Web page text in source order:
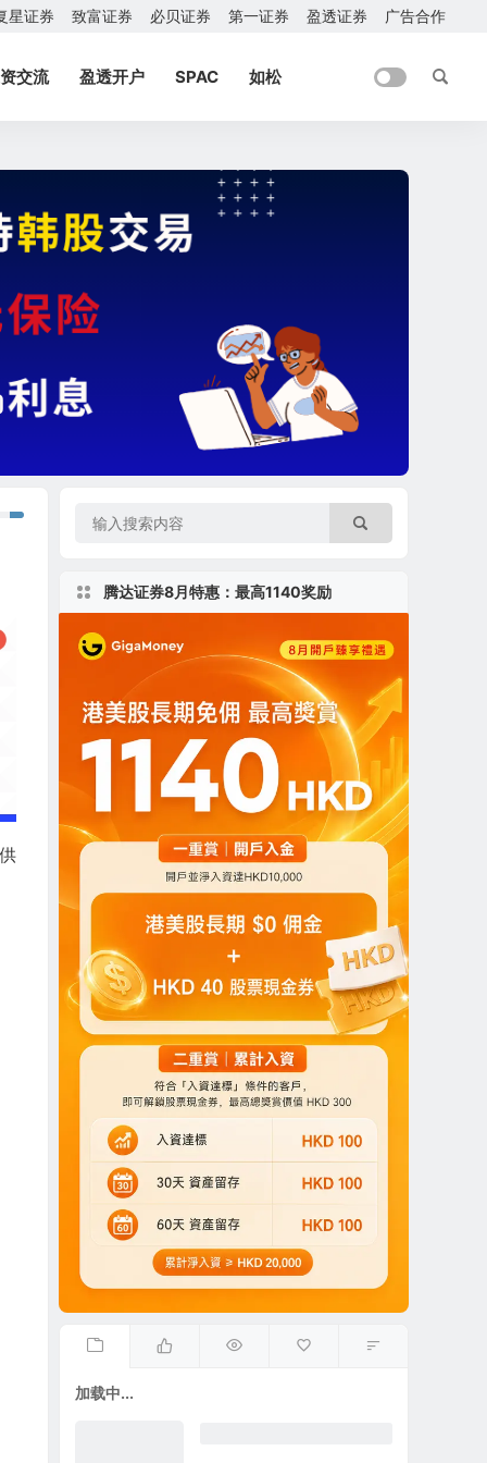
星证券 致富证券 必贝证券 第一证券 盈透证券 广告合作
交流 盈透开户 SPAC 如松
腾达证券8月特惠：最高1140奖励
加载中...